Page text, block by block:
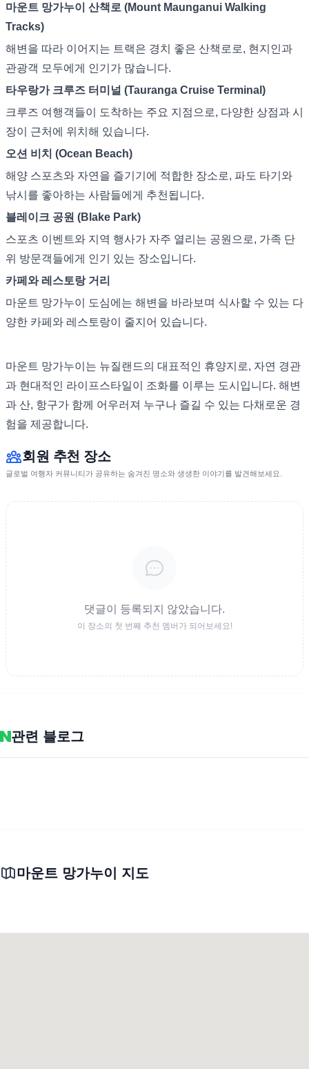
마운트 망가누이 산책로 (Mount Maunganui Walking
Tracks)
해변을 따라 이어지는 트랙은 경치 좋은 산책로로, 현지인과
관광객 모두에게 인기가 많습니다.
타우랑가 크루즈 터미널 (Tauranga Cruise Terminal)
크루즈 여행객들이 도착하는 주요 지점으로, 다양한 상점과 시
장이 근처에 위치해 있습니다.
오션 비치 (Ocean Beach)
해양 스포츠와 자연을 즐기기에 적합한 장소로, 파도 타기와
낚시를 좋아하는 사람들에게 추천됩니다.
블레이크 공원 (Blake Park)
스포츠 이벤트와 지역 행사가 자주 열리는 공원으로, 가족 단
위 방문객들에게 인기 있는 장소입니다.
카페와 레스토랑 거리
마운트 망가누이 도심에는 해변을 바라보며 식사할 수 있는 다
양한 카페와 레스토랑이 줄지어 있습니다.
마운트 망가누이는 뉴질랜드의 대표적인 휴양지로, 자연 경관
과 현대적인 라이프스타일이 조화를 이루는 도시입니다. 해변
과 산, 항구가 함께 어우러져 누구나 즐길 수 있는 다채로운 경
험을 제공합니다.
회원 추천 장소
글로벌 여행자 커뮤니티가 공유하는 숨겨진 명소와 생생한 이야기를 발견해보세요.
댓글이 등록되지 않았습니다.
이 장소의 첫 번째 추천 멤버가 되어보세요!
관련 블로그
마운트 망가누이 지도